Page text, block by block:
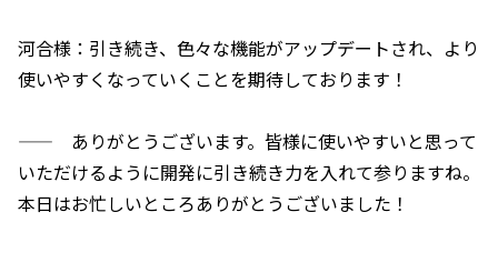
河合様：引き続き、色々な機能がアップデートされ、より
使いやすくなっていくことを期待しております！
—— ありがとうございます。皆様に使いやすいと思って
いただけるように開発に引き続き力を入れて参りますね。
本日はお忙しいところありがとうございました！